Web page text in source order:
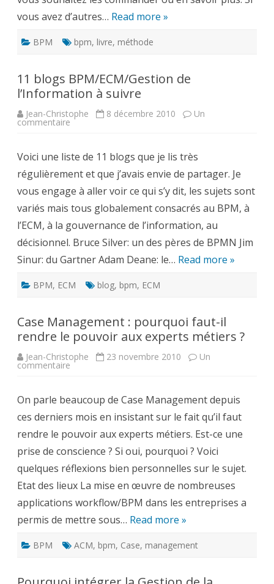
vous avez d’autres… Read more »
BPM bpm, livre, méthode
11 blogs BPM/ECM/Gestion de
l’Information à suivre
Jean-Christophe 8 décembre 2010 Un
commentaire sur
de
l’Information
à
suivre
Voici une liste de 11 blogs que je lis très
régulièrement et que j’avais envie de partager. Je
vous engage à aller voir ce qui s’y dit, les sujets sont
variés mais tous globalement consacrés au BPM, à
l’ECM, à la gouvernance de l’information, au
décisionnel. Bruce Silver: un des pères de BPMN Jim
Sinur: du Gartner Adam Deane: le… Read more »
BPM, ECM blog, bpm, ECM
Case Management : pourquoi faut-il
rendre le pouvoir aux experts métiers ?
Jean-Christophe 23 novembre 2010 Un
commentaire sur
pourquoi
faut-
il
rendre
le
pouvoir
aux
experts
métiers
?
On parle beaucoup de Case Management depuis
ces derniers mois en insistant sur le fait qu’il faut
rendre le pouvoir aux experts métiers. Est-ce une
prise de conscience ? Si oui, pourquoi ? Voici
quelques réflexions bien personnelles sur le sujet.
Etat des lieux La mise en œuvre de nombreuses
applications workflow/BPM dans les entreprises a
permis de mettre sous… Read more »
BPM ACM, bpm, Case, management